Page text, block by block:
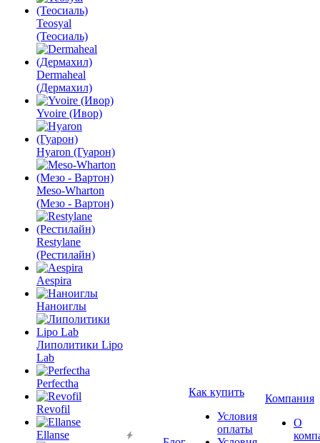
Teosyal
(Теосиаль)
Dermaheal
(Дермахил)
Yvoire (Ивор)
Hyaron (Гуарон)
Meso-Wharton
(Мезо - Вартон)
Restylane
(Рестилайн)
Aespira
Наноиглы
Липолитики Lipo
Lab
Perfectha
Revofil
Ellanse
Как купить
Условия
оплаты
Компания
О